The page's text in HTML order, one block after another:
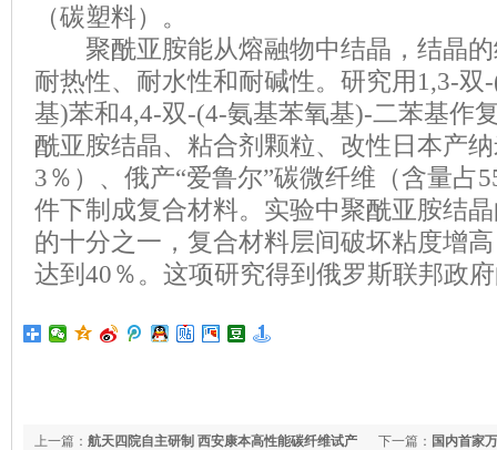
（碳塑料）。
聚酰亚胺能从熔融物中结晶，结晶的
耐热性、耐水性和耐碱性。研究用1,3-双
基)苯和4,4-双-(4-氨基苯氧基)-二苯基作
酰亚胺结晶、粘合剂颗粒、改性日本产
3％）、俄产“爱鲁尔”碳微纤维（含量占
件下制成复合材料。实验中聚酰亚胺结
的十分之一，复合材料层间破坏粘度增
达到40％。这项研究得到俄罗斯联邦政
下一篇： 国内首家
上一篇： 航天四院自主研制 西安康本高性能碳纤维试产